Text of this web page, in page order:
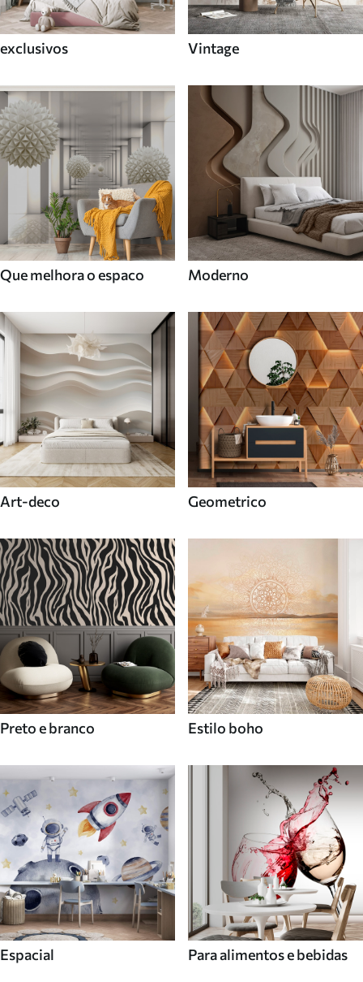
exclusivos Vintage
Que melhora o espaco Moderno
Art-deco Geometrico
Preto e branco Estilo boho
Espacial Para alimentos e bebidas